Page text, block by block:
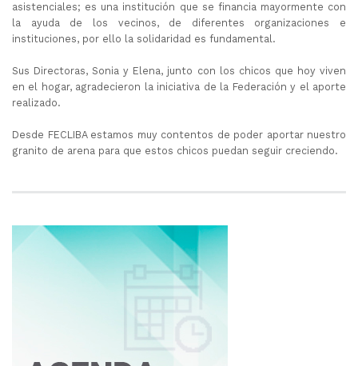
asistenciales; es una institución que se financia mayormente con
la ayuda de los vecinos, de diferentes organizaciones e
instituciones, por ello la solidaridad es fundamental.
Sus Directoras, Sonia y Elena, junto con los chicos que hoy viven
en el hogar, agradecieron la iniciativa de la Federación y el aporte
realizado.
Desde FECLIBA estamos muy contentos de poder aportar nuestro
granito de arena para que estos chicos puedan seguir creciendo.